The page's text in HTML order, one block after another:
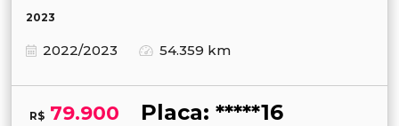
2023
2022/2023 54.359 km
R$ 79.900 Placa: *****16